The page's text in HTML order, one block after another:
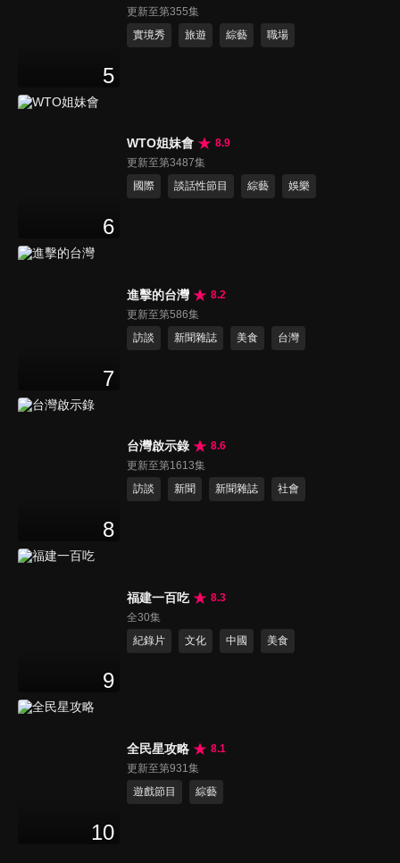
5
更新至第355集
實境秀
旅遊 綜藝 職場
6
WTO姐妹會
8.9
更新至第3487集
國際
談話性節目 綜藝 娛樂
7
進擊的台灣
8.2
更新至第586集
訪談
新聞雜誌 美食 台灣
8
台灣啟示錄
8.6
更新至第1613集
訪談
新聞 新聞雜誌 社會
9
福建一百吃
8.3
全30集
紀錄片
文化 中國 美食
10
全民星攻略
8.1
更新至第931集
遊戲節目
綜藝